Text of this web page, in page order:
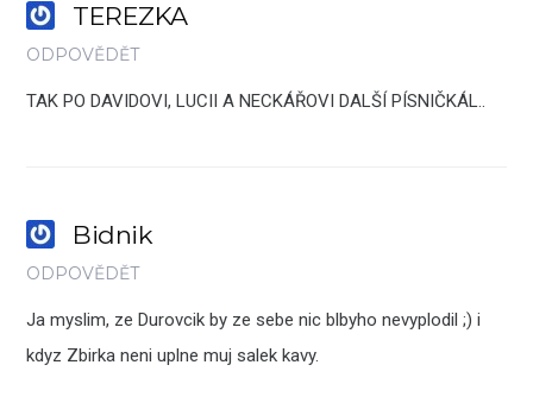
TEREZKA
ODPOVĚDĚT
TAK PO DAVIDOVI, LUCII A NECKÁŘOVI DALŠÍ PÍSNIČKÁL..
Bidnik
ODPOVĚDĚT
Ja myslim, ze Durovcik by ze sebe nic blbyho nevyplodil ;) i
kdyz Zbirka neni uplne muj salek kavy.